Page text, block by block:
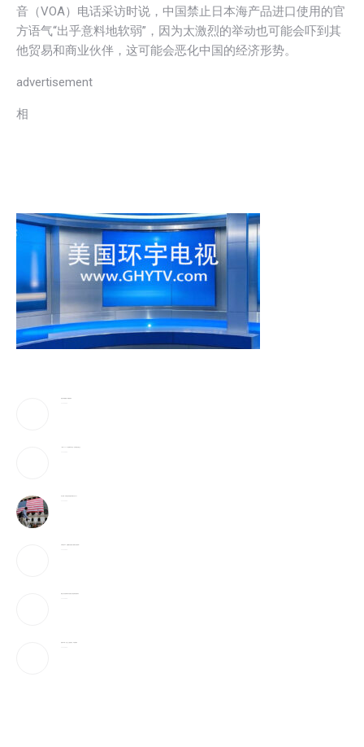
音（VOA）电话采访时说，中国禁止日本海产品进口使用的官
方语气“出乎意料地软弱”，因为太激烈的举动也可能会吓到其
他贸易和商业伙伴，这可能会恶化中国的经济形势。
advertisement
相